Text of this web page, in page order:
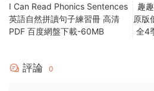
I Can Read Phonics Sentences
英語自然拼讀句子練習冊 高清
PDF 百度網盤下載-60MB
趣
原版
全4
評論 0